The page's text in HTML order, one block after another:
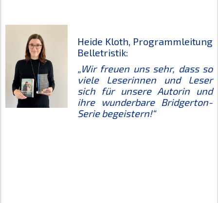
Heide Kloth, Programmleitung
Belletristik:
„Wir freuen uns sehr, dass so
viele Leserinnen und Leser
sich für unsere Autorin und
ihre wunderbare Bridgerton-
Serie begeistern!“